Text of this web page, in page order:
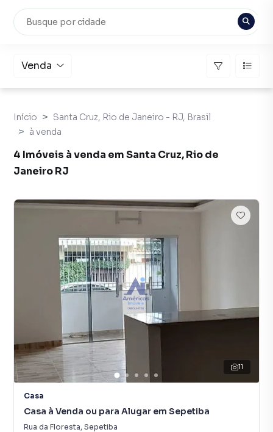
Venda
Início
Santa Cruz, Rio de Janeiro - RJ, Brasil
à venda
4 Imóveis à venda em Santa Cruz, Rio de
Janeiro RJ
11
Casa
Casa à Venda ou para Alugar em Sepetiba
Rua da Floresta, Sepetiba